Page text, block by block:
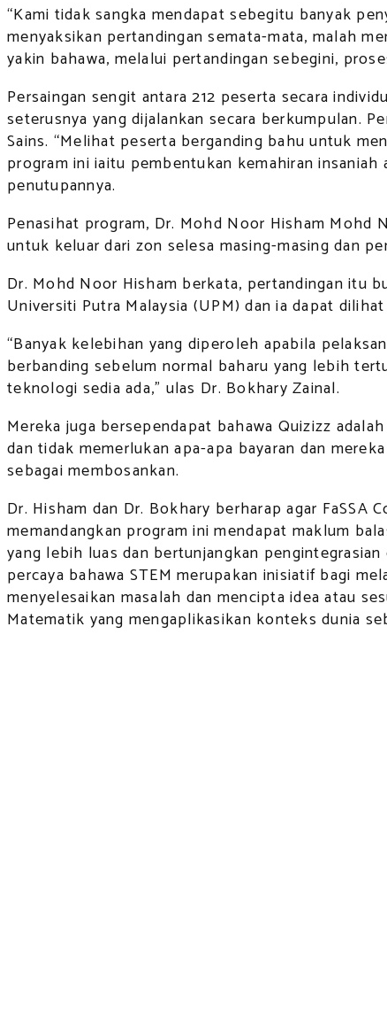
“Kami tidak sangka mendapat sebegitu banyak
menyaksikan pertandingan semata-mata, malah
yakin bahawa, melalui pertandingan sebegini,
Persaingan sengit antara 212 peserta secara
seterusnya yang dijalankan secara berkumpulan.
Sains. “Melihat peserta berganding bahu untuk
program ini iaitu pembentukan kemahiran
penutupannya.
Penasihat program, Dr. Mohd Noor Hisham Mohd
untuk keluar dari zon selesa masing-masing dan
Dr. Mohd Noor Hisham berkata, pertandingan itu
Universiti Putra Malaysia (UPM) dan ia dapat
“Banyak kelebihan yang diperoleh apabila
berbanding sebelum normal baharu yang lebih
teknologi sedia ada,” ulas Dr. Bokhary Zainal.
Mereka juga bersependapat bahawa Quizizz
dan tidak memerlukan apa-apa bayaran dan
sebagai membosankan.
Dr. Hisham dan Dr. Bokhary berharap agar FaSSA
memandangkan program ini mendapat maklum
yang lebih luas dan bertunjangkan
percaya bahawa STEM merupakan inisiatif bagi
menyelesaikan masalah dan mencipta idea atau
Matematik yang mengaplikasikan konteks dunia